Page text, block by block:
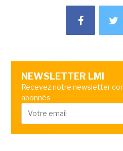
NEWSLETTER LMI
Recevez notre newsletter
abonnés